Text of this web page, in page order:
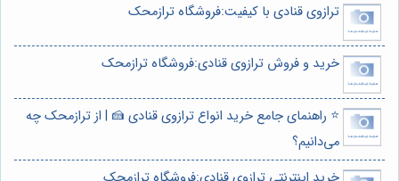
ترازوی قنادی با کیفیت:فروشگاه ترازمحک
خرید و فروش ترازوی قنادی:فروشگاه ترازمحک
⭐️ راهنمای جامع خرید انواع ترازوی قنادی 🍰 | از ترازمحک چه
می‌دانیم؟